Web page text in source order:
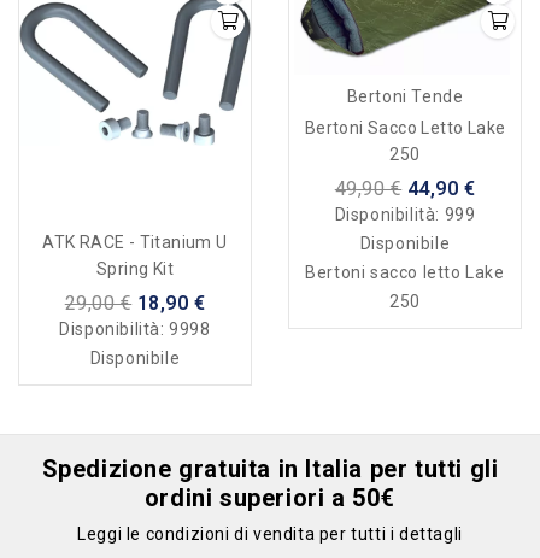
ATK RACE - Titanium U
Spring Kit
29,00 € 18,90 €
Disponibilità:9998
Disponibile
Bertoni Tende
Bertoni Sacco Letto Lake
250
49,90 € 44,90 €
Disponibilità: 999
Disponibile
Bertoni sacco letto Lake
250
Spedizione gratuita in Italia per tutti gli
ordini superiori a 50€
Leggi le condizioni di vendita per tutti i dettagli